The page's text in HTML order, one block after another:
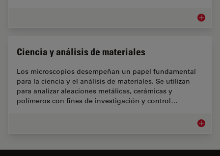
Ciencia y análisis de materiales
Los microscopios desempeñan un papel fundamental
para la ciencia y el análisis de materiales. Se utilizan
para analizar aleaciones metálicas, cerámicas y
polímeros con fines de investigación y control…